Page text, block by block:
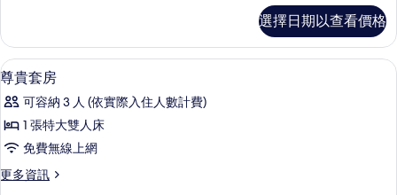
所
有
相
片
客
房
的
詳
情
選擇日期以查看價格
顯
示
尊
貴
套
房
尊貴套房 | 起居區 | 42-吋 LCD 液晶電
8
尊貴套房
可容納 3 人 (依實際入住人數計費)
1 張特大雙人床
免費無線上網
更多資訊
更